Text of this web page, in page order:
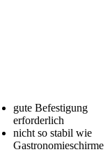
gute Befestigung
erforderlich
nicht so stabil wie
Gastronomieschirme